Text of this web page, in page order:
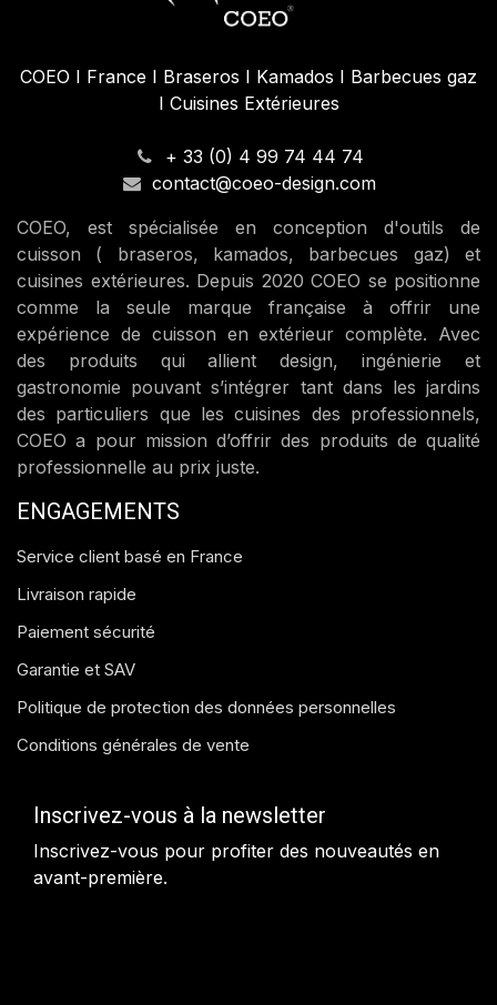
COEO I France I Braseros I Kamados I Barbecues gaz
I Cuisines Extérieures
+ 33 (0) 4 99 74 44 74
contact@coeo-design.com
COEO, est spécialisée en conception d'outils de
cuisson ( braseros, kamados, barbecues gaz) et
cuisines extérieures. Depuis 2020 COEO se positionne
comme la seule marque française à offrir une
expérience de cuisson en extérieur complète. Avec
des produits qui allient design, ingénierie et
gastronomie pouvant s’intégrer tant dans les jardins
des particuliers que les cuisines des professionnels,
COEO a pour mission d’offrir des produits de qualité
professionnelle au prix juste.
ENGAGEMENTS
Service client basé en France
Livraison rapide
Paiement sécurité
Garantie et SAV
Politique de protection des données personnelles
Conditions générales de vente
Inscrivez-vous à la newsletter
Inscrivez-vous pour profiter des nouveautés en
avant-première.